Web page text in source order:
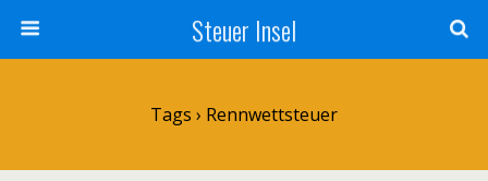
Steuer Insel
Tags › Rennwettsteuer